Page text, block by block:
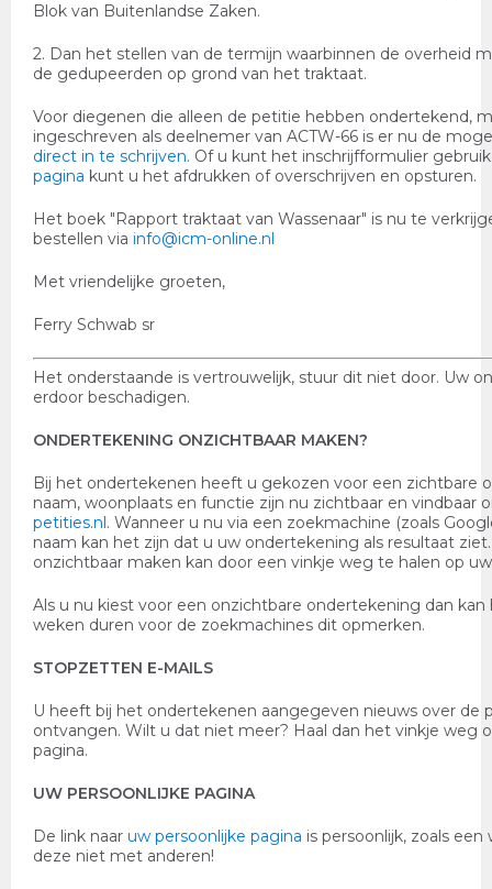
Blok van Buitenlandse Zaken.
2. Dan het stellen van de termijn waarbinnen de overheid
de gedupeerden op grond van het traktaat.
Voor diegenen die alleen de petitie hebben ondertekend,
ingeschreven als deelnemer van ACTW-66 is er nu de
direct in te schrijven. Of u kunt het inschrijfformulier
pagina kunt u het afdrukken of overschrijven en opsturen.
Het boek "Rapport traktaat van Wassenaar" is nu te
bestellen via info@icm-online.nl
Met vriendelijke groeten,
Ferry Schwab sr
Het onderstaande is vertrouwelijk, stuur dit niet door. Uw
erdoor beschadigen.
ONDERTEKENING ONZICHTBAAR MAKEN?
Bij het ondertekenen heeft u gekozen voor een zichtbare
naam, woonplaats en functie zijn nu zichtbaar en vindbaar
petities.nl . Wanneer u nu via een zoekmachine (zoals
naam kan het zijn dat u uw ondertekening als resultaat
onzichtbaar maken kan door een vinkje weg te halen op
Als u nu kiest voor een onzichtbare ondertekening dan
weken duren voor de zoekmachines dit opmerken.
STOPZETTEN E-MAILS
U heeft bij het ondertekenen aangegeven nieuws over de
ontvangen. Wilt u dat niet meer? Haal dan het vinkje weg
pagina.
UW PERSOONLIJKE PAGINA
De link naar uw persoonlijke pagina is persoonlijk, zoals
deze niet met anderen!